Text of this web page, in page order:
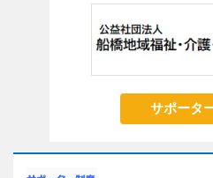
サポータ